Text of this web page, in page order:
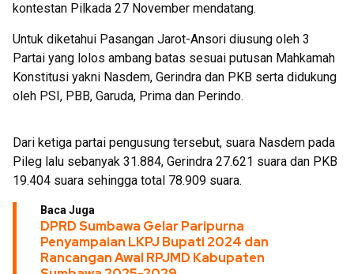
kontestan Pilkada 27 November mendatang.
Untuk diketahui Pasangan Jarot-Ansori diusung oleh 3
Partai yang lolos ambang batas sesuai putusan Mahkamah
Konstitusi yakni Nasdem, Gerindra dan PKB serta didukung
oleh PSI, PBB, Garuda, Prima dan Perindo.
Dari ketiga partai pengusung tersebut, suara Nasdem pada
Pileg lalu sebanyak 31.884, Gerindra 27.621 suara dan PKB
19.404 suara sehingga total 78.909 suara.
Baca Juga
DPRD Sumbawa Gelar Paripurna
Penyampaian LKPJ Bupati 2024 dan
Rancangan Awal RPJMD Kabupaten